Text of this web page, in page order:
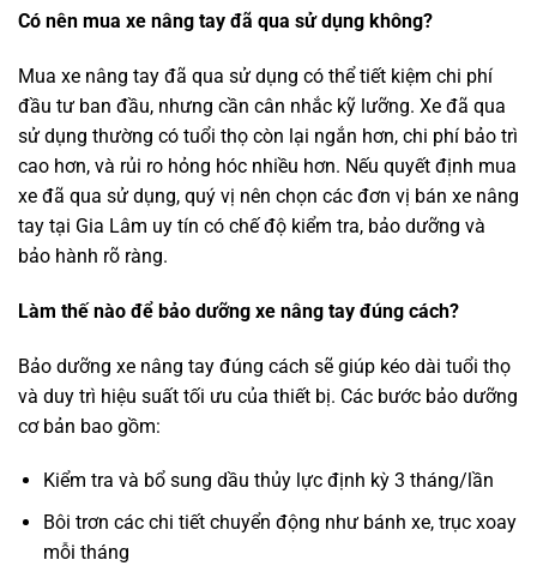
Có nên mua xe nâng tay đã qua sử dụng không?
Mua xe nâng tay đã qua sử dụng có thể tiết kiệm chi phí
đầu tư ban đầu, nhưng cần cân nhắc kỹ lưỡng. Xe đã qua
sử dụng thường có tuổi thọ còn lại ngắn hơn, chi phí bảo trì
cao hơn, và rủi ro hỏng hóc nhiều hơn. Nếu quyết định mua
xe đã qua sử dụng, quý vị nên chọn các đơn vị bán xe nâng
tay tại Gia Lâm uy tín có chế độ kiểm tra, bảo dưỡng và
bảo hành rõ ràng.
Làm thế nào để bảo dưỡng xe nâng tay đúng cách?
Bảo dưỡng xe nâng tay đúng cách sẽ giúp kéo dài tuổi thọ
và duy trì hiệu suất tối ưu của thiết bị. Các bước bảo dưỡng
cơ bản bao gồm:
Kiểm tra và bổ sung dầu thủy lực định kỳ 3 tháng/lần
Bôi trơn các chi tiết chuyển động như bánh xe, trục xoay
mỗi tháng